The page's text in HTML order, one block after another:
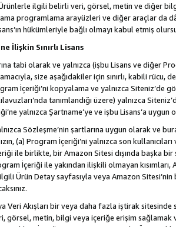
ilgili belirli veri, görsel, metin ve diğer
programlama arayüzleri ve diğer araçlar da
hükümleriyle bağlı olmayı kabul etmiş
İlişkin Sınırlı Lisans
tabi olarak ve yalnızca (işbu Lisans ve diğer
amacıyla, size aşağıdakiler için sınırlı, kabili
İçeriği’ni kopyalama ve yalnızca Siteniz’de
tanımlandığı üzere) yalnızca
yalnızca Şartname’ye ve işbu Lisans’a
Sözleşme’nin şartlarına uygun olarak ve
(a) Program İçeriği’ni yalnızca son
ile birlikte, bir Amazon Sitesi dışında başka
İçeriği ile yakından ilişkili olmayan
ilgili Ürün Detay sayfasıyla veya Amazon
Veri Akışları bir veya daha fazla iştirak
görsel, metin, bilgi veya içeriğe erişim sağlamak